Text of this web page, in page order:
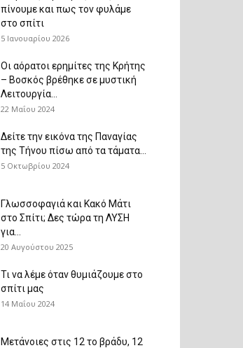
πίνουμε και πως τον φυλάμε
στο σπίτι
5 Ιανουαρίου 2026
Οι αόρατοι ερημίτες της Κρήτης
– Βοσκός βρέθηκε σε μυστική
Λειτουργία...
22 Μαΐου 2024
Δείτε την εικόνα της Παναγίας
της Τήνου πίσω από τα τάματα...
5 Οκτωβρίου 2024
Γλωσσοφαγιά και Κακό Μάτι
στο Σπίτι; Δες τώρα τη ΛΥΣΗ
για...
20 Αυγούστου 2025
Τι να λέμε όταν θυμιάζουμε στο
σπίτι μας
14 Μαΐου 2024
Μετάνοιες στις 12 το βράδυ, 12